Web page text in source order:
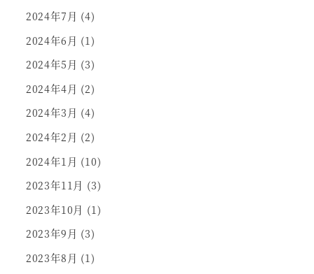
2024年7月 (4)
2024年6月 (1)
2024年5月 (3)
2024年4月 (2)
2024年3月 (4)
2024年2月 (2)
2024年1月 (10)
2023年11月 (3)
2023年10月 (1)
2023年9月 (3)
2023年8月 (1)